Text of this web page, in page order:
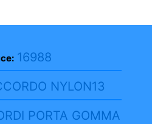
16988
NYLON13
PORTA GOMMA